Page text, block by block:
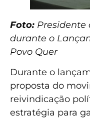
Foto: Presidente
durante o
Povo Quer
Durante o
proposta do
reivindicação
estratégia para